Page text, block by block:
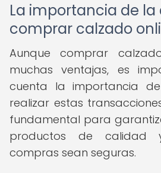
La importancia de
comprar calzado
Aunque comprar
muchas ventajas, es
cuenta la importancia
realizar estas
fundamental para
productos de calidad
compras sean seguras.